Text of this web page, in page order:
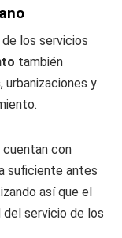
los servicios
también
, urbanizaciones y
cuentan con
suficiente antes
así que el
servicio de los